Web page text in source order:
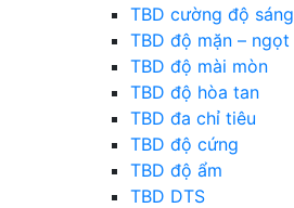
TBD cường độ sáng
TBD độ mặn – ngọt
TBD độ mài mòn
TBD độ hòa tan
TBD đa chỉ tiêu
TBD độ cứng
TBD độ ẩm
TBD DTS